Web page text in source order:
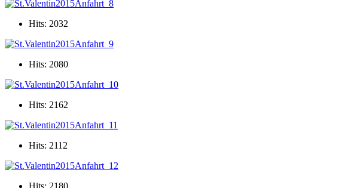
Hits: 2032
Hits: 2080
Hits: 2162
Hits: 2112
Hits: 2180